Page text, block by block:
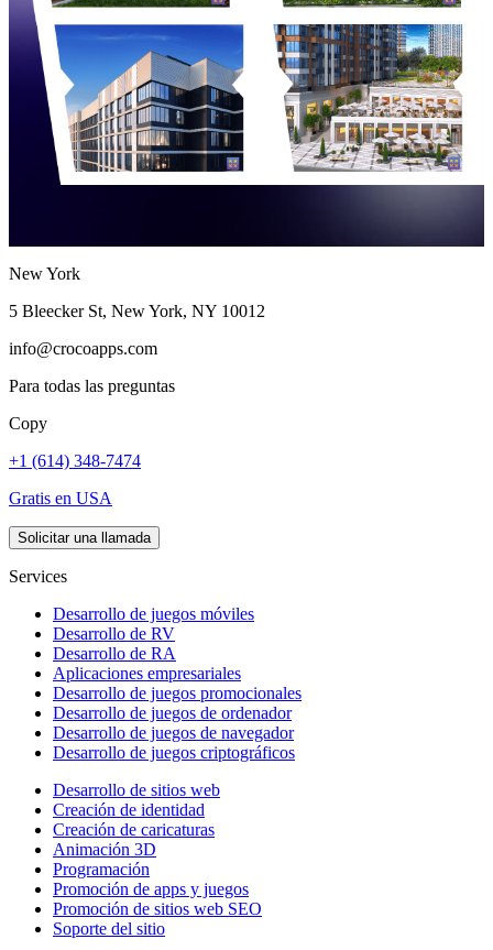
New York
5 Bleecker St, New York, NY 10012
info@crocoapps.com
Para todas las preguntas
Copy
+1 (614) 348-7474
Gratis en USA
Solicitar una llamada
Services
Desarrollo de juegos móviles
Desarrollo de RV
Desarrollo de RA
Aplicaciones empresariales
Desarrollo de juegos promocionales
Desarrollo de juegos de ordenador
Desarrollo de juegos de navegador
Desarrollo de juegos criptográficos
Desarrollo de sitios web
Creación de identidad
Creación de caricaturas
Animación 3D
Programación
Promoción de apps y juegos
Promoción de sitios web SEO
Soporte del sitio